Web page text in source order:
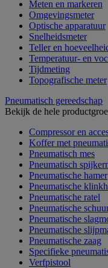
Meten en markeren
Omgevingsmeter
Optische apparatuur
Snelheidsmeter
Teller en
Temperatuur- en
Tijdmeting
Topografische meter
Pneumatisch gereedschap
Bekijk de hele
Compressor en
Koffer met
Pneumatisch mes
Pneumatisch
Pneumatische hamer
Pneumatische
Pneumatische ratel
Pneumatische
Pneumatische
Pneumatische
Pneumatische zaag
Specifieke
Verfpistool